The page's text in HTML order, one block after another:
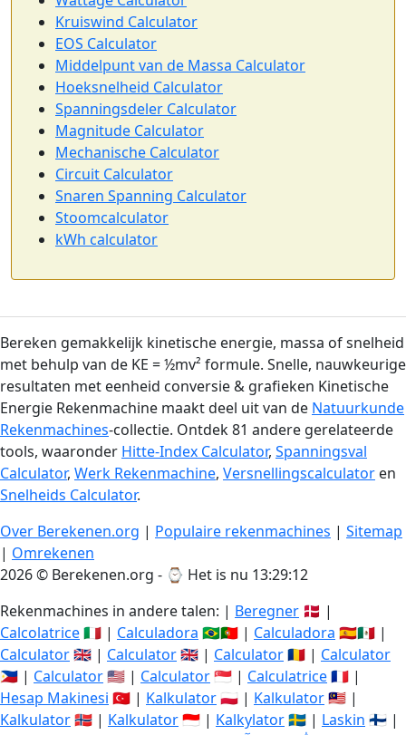
Kruiswind Calculator
EOS Calculator
Middelpunt van de Massa Calculator
Hoeksnelheid Calculator
Spanningsdeler Calculator
Magnitude Calculator
Mechanische Calculator
Circuit Calculator
Snaren Spanning Calculator
Stoomcalculator
kWh calculator
Bereken gemakkelijk kinetische energie, massa of snelheid
met behulp van de KE = ½mv² formule. Snelle, nauwkeurige
resultaten met eenheid conversie & grafieken Kinetische
Energie Rekenmachine maakt deel uit van de Natuurkunde
Rekenmachines-collectie. Ontdek 81 andere gerelateerde
tools, waaronder Hitte-Index Calculator, Spanningsval
Calculator, Werk Rekenmachine, Versnellingscalculator en
Snelheids Calculator.
Over Berekenen.org | Populaire rekenmachines | Sitemap
| Omrekenen
2026 © Berekenen.org - ⌚ Het is nu 13:29:13
Rekenmachines in andere talen: | Beregner 🇩🇰 |
Calcolatrice🇮🇹 | Calculadora 🇧🇷🇵🇹 | Calculadora 🇪🇸🇲🇽 |
Calculator🇬🇧 | Calculator🇬🇧 | Calculator🇷🇴 | Calculator
🇵🇭 | Calculator🇺🇸 | Calculator🇸🇬 | Calculatrice🇫🇷 |
Hesap Makinesi 🇹🇷 | Kalkulator🇵🇱 | Kalkulator🇲🇾 |
Kalkulator🇳🇴 | Kalkulator🇮🇩 | Kalkylator🇸🇪 | Laskin 🇫🇮 |